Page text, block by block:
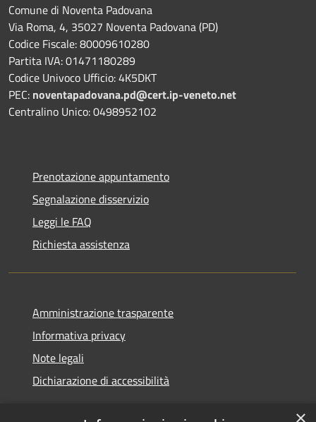
Comune di Noventa Padovana
Via Roma, 4, 35027 Noventa Padovana (PD)
Codice Fiscale: 80009610280
Partita IVA: 01471180289
Codice Univoco Ufficio: 4K5DKT
PEC: noventapadovana.pd@cert.ip-veneto.net
Centralino Unico: 0498952102
Prenotazione appuntamento
Segnalazione disservizio
Leggi le FAQ
Richiesta assistenza
Amministrazione trasparente
Informativa privacy
Note legali
Dichiarazione di accessibilità